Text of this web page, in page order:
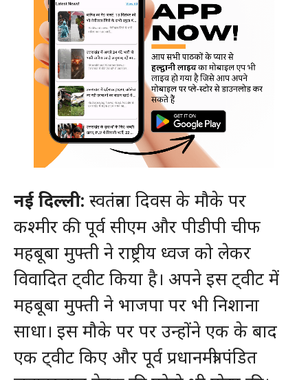
नई दिल्ली: स्वतंत्रता दिवस के मौके पर
कश्मीर की पूर्व सीएम और पीडीपी चीफ
महबूबा मुफ्ती ने राष्ट्रीय ध्वज को लेकर
विवादित ट्वीट किया है। अपने इस ट्वीट में
महबूबा मुफ्ती ने भाजपा पर भी निशाना
साधा। इस मौके पर पर उन्होंने एक के बाद
एक ट्वीट किए और पूर्व प्रधानमंत्री पंडित